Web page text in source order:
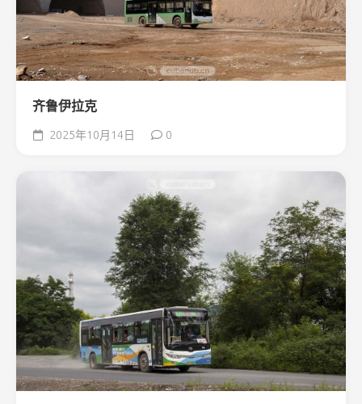
齐鲁伊拉克
2025年10月14日 0